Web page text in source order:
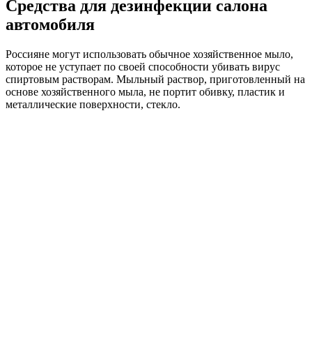
Средства для дезинфекции салона
автомобиля
Россияне могут использовать обычное хозяйственное мыло,
которое не уступает по своей способности убивать вирус
спиртовым растворам. Мыльный раствор, приготовленный на
основе хозяйственного мыла, не портит обивку, пластик и
металлические поверхности, стекло.